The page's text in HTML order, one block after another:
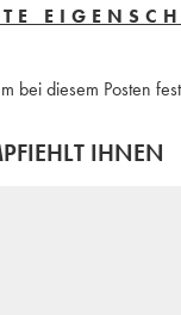
bei diesem Posten
IHNEN